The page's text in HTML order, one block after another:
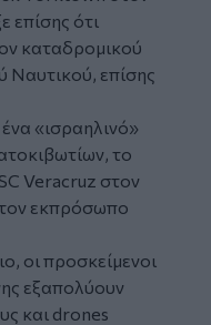
επίσης ότι
καταδρομικού
Ναυτικού, επίσης
«ισραηλινό»
το
Veracruz στον
εκπρόσωπο
οι προσκείμενοι
εξαπολύουν
και drones